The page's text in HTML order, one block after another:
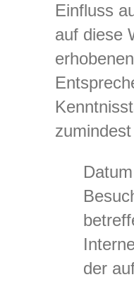
Einfluss
auf diese
der